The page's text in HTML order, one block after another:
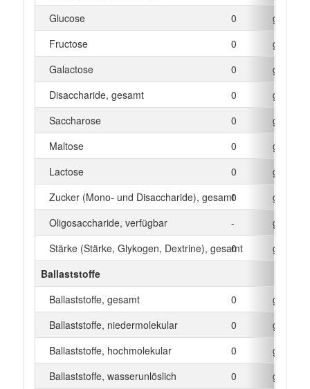
Glucose
0
g
Fructose
0
g
Galactose
0
g
Disaccharide, gesamt
0
g
Saccharose
0
g
Maltose
0
g
Lactose
0
g
Zucker (Mono- und Disaccharide), gesamt0
g
Oligosaccharide, verfügbar
-
g
Stärke (Stärke, Glykogen, Dextrine), gesamt
0
g
Ballaststoffe
Ballaststoffe, gesamt
0
g
Ballaststoffe, niedermolekular
0
g
Ballaststoffe, hochmolekular
0
g
Ballaststoffe, wasserunlöslich
0
g